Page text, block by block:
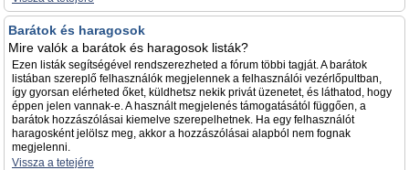
Barátok és haragosok
Mire valók a barátok és haragosok listák?
Ezen listák segítségével rendszerezheted a fórum többi tagját. A barátok
listában szereplő felhasználók megjelennek a felhasználói vezérlőpultban,
így gyorsan elérheted őket, küldhetsz nekik privát üzenetet, és láthatod, hogy
éppen jelen vannak-e. A használt megjelenés támogatásától függően, a
barátok hozzászólásai kiemelve szerepelhetnek. Ha egy felhasználót
haragosként jelölsz meg, akkor a hozzászólásai alapból nem fognak
megjelenni.
Vissza a tetejére